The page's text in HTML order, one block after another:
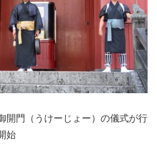
開門（うけーじょー）の儀式が行
始